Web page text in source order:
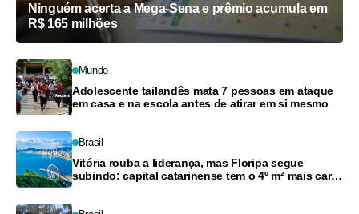
Ninguém acerta a Mega-Sena e prêmio acumula em
R$ 165 milhões
Mundo
Adolescente tailandês mata 7 pessoas em ataque
em casa e na escola antes de atirar em si mesmo
Brasil
Vitória rouba a liderança, mas Floripa segue
subindo: capital catarinense tem o 4º m² mais caro